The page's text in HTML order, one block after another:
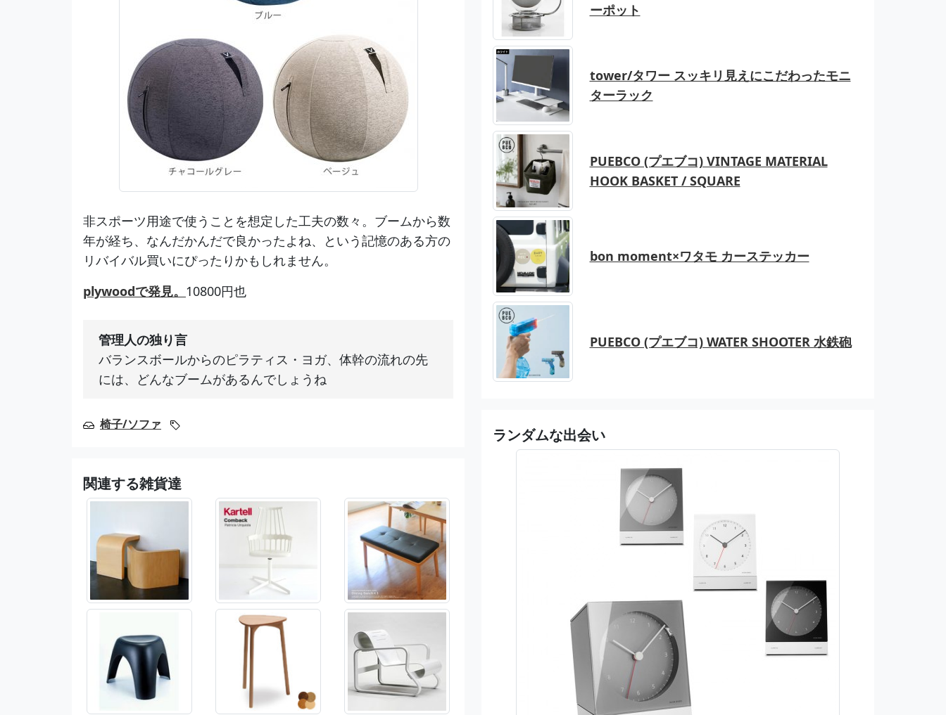
非スポーツ用途で使うことを想定した工夫の数々。ブームから数
年が経ち、なんだかんだで良かったよね、という記憶のある方の
リバイバル買いにぴったりかもしれません。
plywoodで発見。 10800円也
管理人の独り言
バランスボールからのピラティス・ヨガ、体幹の流れの先
には、どんなブームがあるんでしょうね
椅子/ソファ
関連する雑貨達
ーポット
tower/タワー スッキリ見えにこだわったモニ
ターラック
PUEBCO (プエブコ) VINTAGE MATERIAL
HOOK BASKET / SQUARE
bon moment×ワタモ カーステッカー
PUEBCO (プエブコ) WATER SHOOTER 水鉄砲
ランダムな出会い